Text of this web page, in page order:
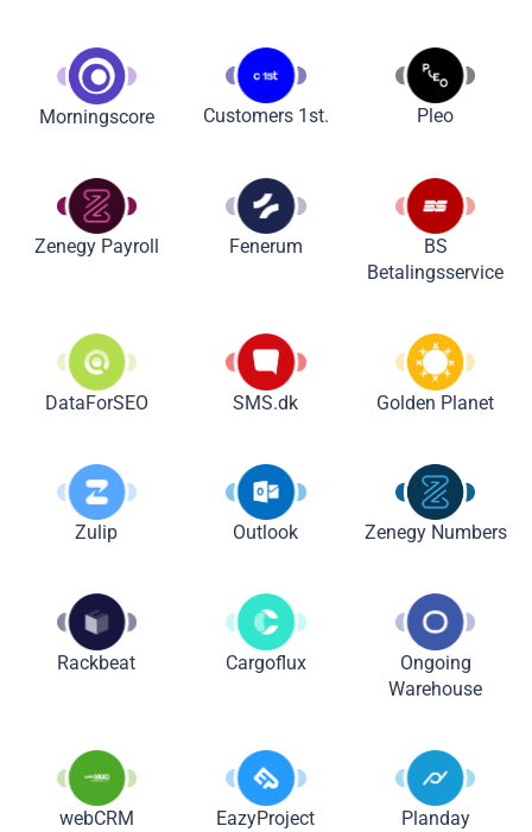
Morningscore Customers 1st. Pleo
Zenegy Payroll Fenerum
BS
Betalingsservice
DataForSEO SMS.dk Golden Planet
Zulip Outlook Zenegy Numbers
Rackbeat Cargoflux
Ongoing
Warehouse
webCRM EazyProject Planday